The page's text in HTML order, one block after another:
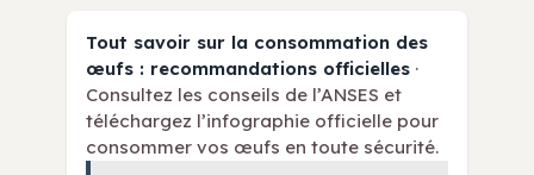
Tout savoir sur la consommation des
œufs : recommandations officielles ·
Consultez les conseils de l’ANSES et
téléchargez l’infographie officielle pour
consommer vos œufs en toute sécurité.